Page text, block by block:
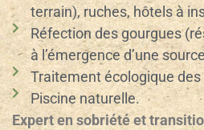
terrain), ruches, hôtels à
Réfection des gourgues
à l’émergence d’une
Traitement écologique des
Piscine naturelle.
Expert en sobriété et